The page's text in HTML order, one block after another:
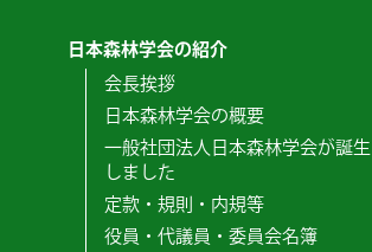
日本森林学会の紹介
会長挨拶
日本森林学会の概要
一般社団法人日本森林学会が誕生
しました
定款・規則・内規等
役員・代議員・委員会名簿